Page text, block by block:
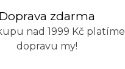
Doprava zdarma
nad 1999 Kč platíme
dopravu my!